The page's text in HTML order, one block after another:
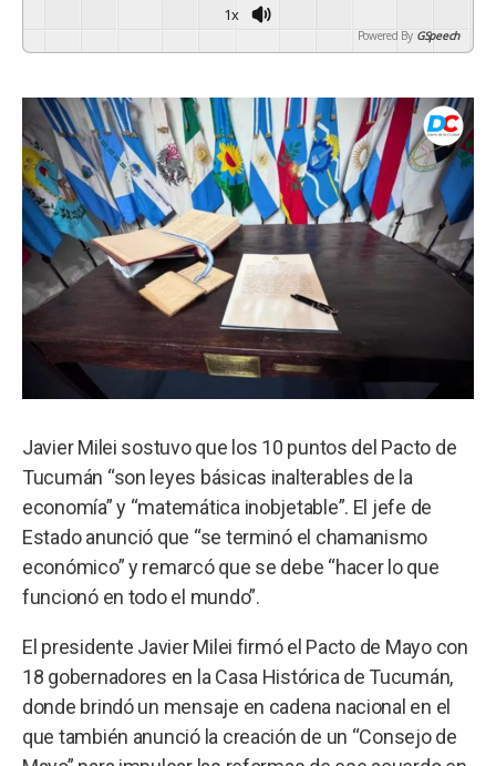
1x
Powered By GSpeech
Javier Milei sostuvo que los 10 puntos del Pacto de
Tucumán “son leyes básicas inalterables de la
economía” y “matemática inobjetable”. El jefe de
Estado anunció que “se terminó el chamanismo
económico” y remarcó que se debe “hacer lo que
funcionó en todo el mundo”.
El presidente Javier Milei firmó el Pacto de Mayo con
18 gobernadores en la Casa Histórica de Tucumán,
donde brindó un mensaje en cadena nacional en el
que también anunció la creación de un “Consejo de